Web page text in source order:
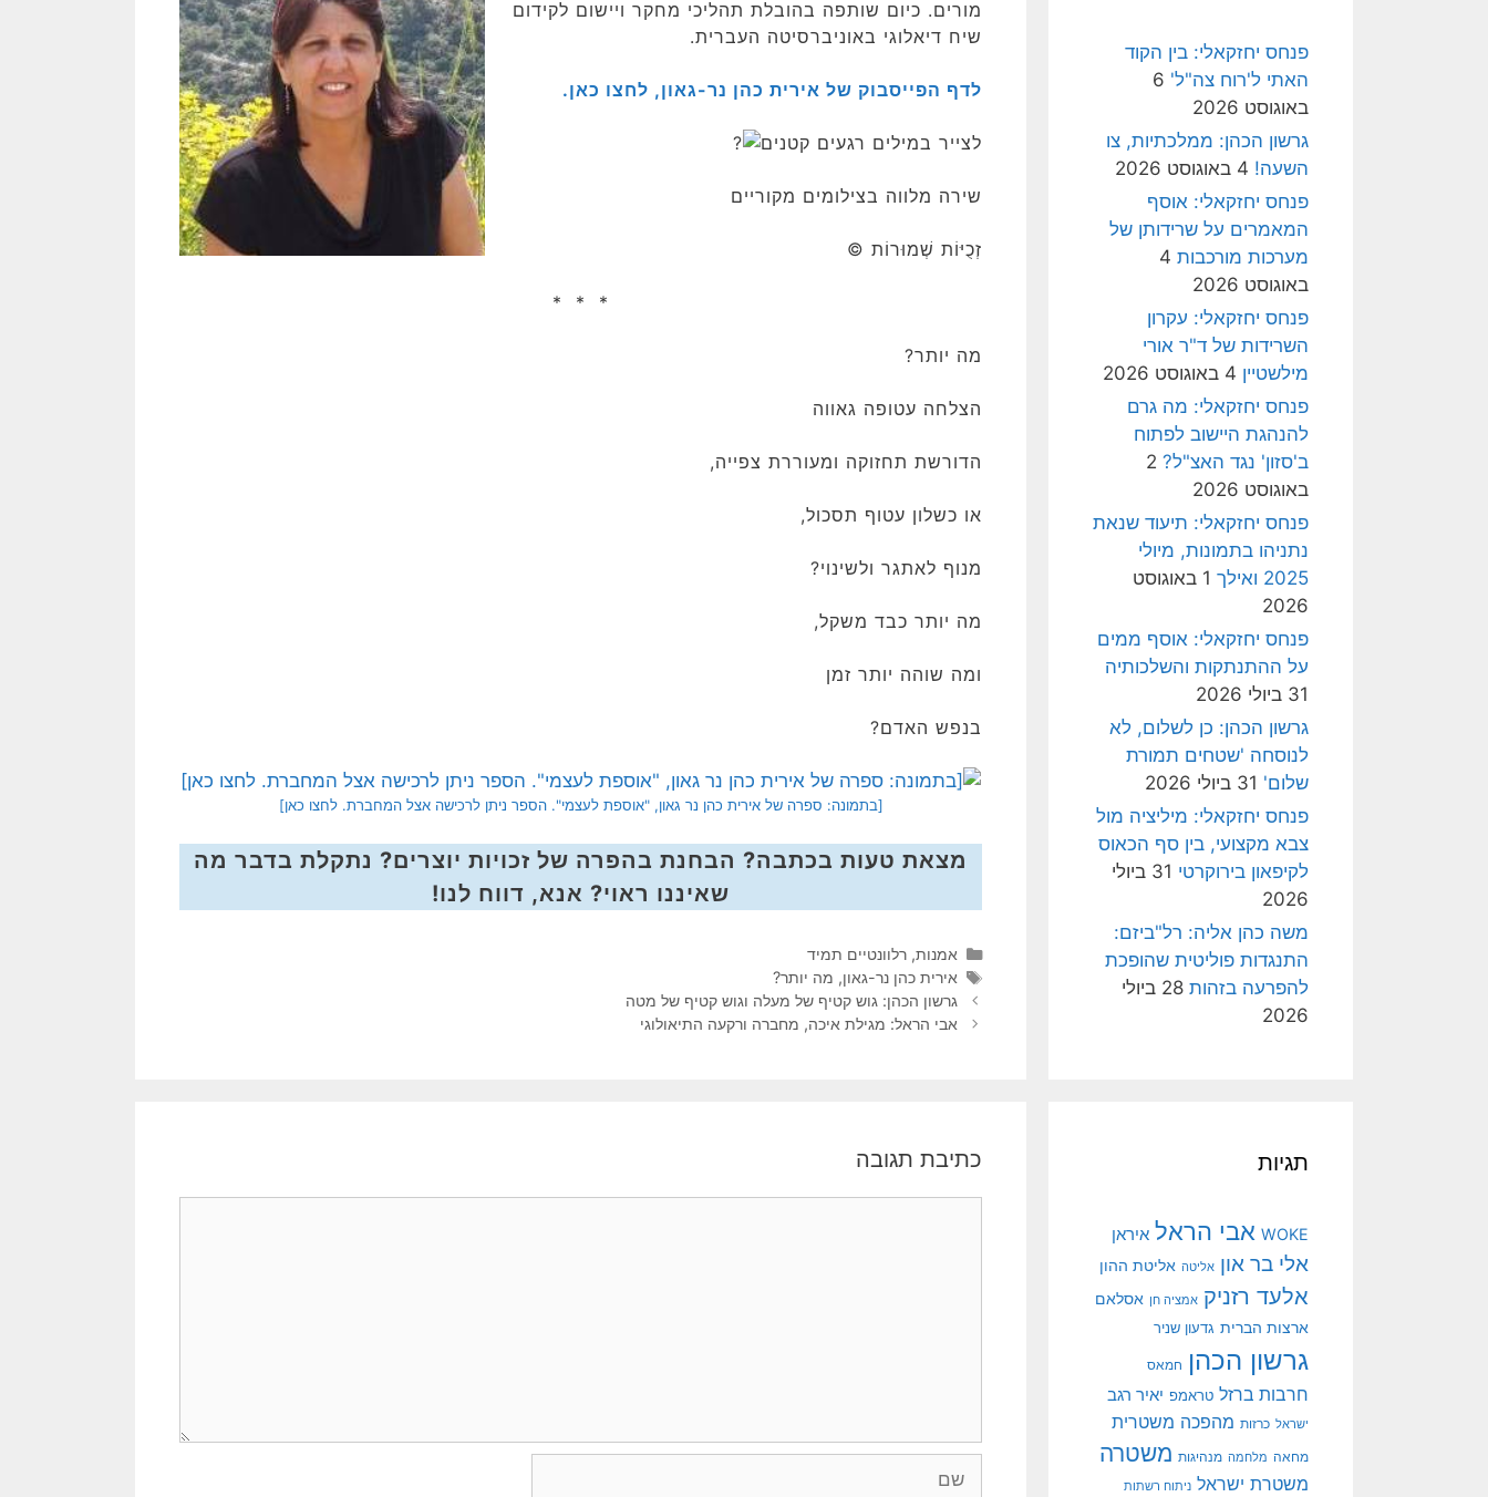
מורים. כיום שותפה בהובלת תהליכי מחקר ויישום לקידום
שיח דיאלוגי באוניברסיטה העברית.
לדף הפייסבוק של אירית כהן נר-גאון, לחצו כאן.
לצייר במילים רגעים קטנים
שירה מלווה בצילומים מקוריים
זְכֻיּוֹת שְׁמוּרוֹת ©
* * *
מה יותר?
הצלחה עטופה גאווה
הדורשת תחזוקה ומעוררת צפייה,
או כשלון עטוף תסכול,
מנוף לאתגר ולשינוי?
מה יותר כבד משקל,
ומה שוהה יותר זמן
בנפש האדם?
[בתמונה: ספרה של אירית כהן נר גאון, "אוספת לעצמי". הספר ניתן לרכישה אצל המחברת. לחצו כאן]
מצאת טעות בכתבה? הבחנת בהפרה של זכויות יוצרים? נתקלת בדבר מה
שאיננו ראוי? אנא, דווח לנו!
קטגוריות
אמנות, רלוונטיים תמיד
תגיות
אירית כהן נר-גאון, מה יותר?
גרשון הכהן: גוש קטיף של מעלה וגוש קטיף של מטה
אבי הראל: מגילת איכה, מחברה ורקעה התיאולוגי
כתיבת תגובה
פנחס יחזקאלי: בין הקוד
האתי ל'רוח צה"ל' 6
באוגוסט 2026
גרשון הכהן: ממלכתיות, צו
השעה! 4 באוגוסט 2026
פנחס יחזקאלי: אוסף
המאמרים על שרידותן של
מערכות מורכבות 4
באוגוסט 2026
פנחס יחזקאלי: עקרון
השרידות של ד"ר אורי
מילשטיין 4 באוגוסט 2026
פנחס יחזקאלי: מה גרם
להנהגת היישוב לפתוח
ב'סזון' נגד האצ"ל? 2
באוגוסט 2026
פנחס יחזקאלי: תיעוד שנאת
נתניהו בתמונות, מיולי
2025 ואילך
1 באוגוסט
2026
פנחס יחזקאלי: אוסף ממים
על ההתנתקות והשלכותיה
31 ביולי 2026
גרשון הכהן: כן לשלום, לא
לנוסחה 'שטחים תמורת
שלום' 31 ביולי 2026
פנחס יחזקאלי: מיליציה מול
צבא מקצועי, בין סף הכאוס
לקיפאון בירוקרטי
31 ביולי
2026
משה כהן אליה: רל"ביזם:
התנגדות פוליטית שהופכת
להפרעה בזהות
28 ביולי
2026
תגיות
WOKE אבי הראל איראן
אלי בר און אליטה אליטת ההון
אלעד רזניק אמציה חן אסלאם
ארצות הברית גדעון שניר
גרשון הכהן חמאס
חרבות ברזל טראמפ יאיר רגב
ישראל כרזות מהפכה משטרית
מחאה מלחמה מנהיגות משטרה
משטרת ישראל ניתוח רשתות